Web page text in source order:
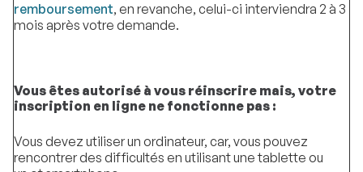
remboursement, en revanche, celui-ci interviendra 2 à 3
mois après votre demande.
Vous êtes autorisé à vous réinscrire mais, votre
inscription en ligne ne fonctionne pas :
Vous devez utiliser un ordinateur, car, vous pouvez
rencontrer des difficultés en utilisant une tablette ou